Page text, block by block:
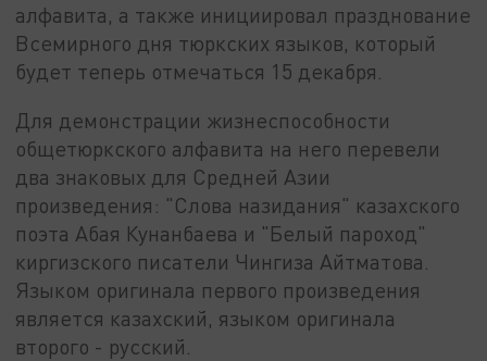
алфавита, а также инициировал празднование
Всемирного дня тюркских языков, который
будет теперь отмечаться 15 декабря.
Для демонстрации жизнеспособности
общетюркского алфавита на него перевели
два знаковых для Средней Азии
произведения: "Слова назидания" казахского
поэта Абая Кунанбаева и "Белый пароход"
киргизского писатели Чингиза Айтматова.
Языком оригинала первого произведения
является казахский, языком оригинала
второго - русский.